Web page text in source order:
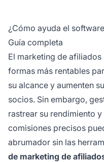
¿Cómo ayuda el
Guía completa
El marketing de
formas más rentables
su alcance y aumenten
socios. Sin embargo,
rastrear su rendimiento
comisiones precisos
abrumador sin las
de marketing de